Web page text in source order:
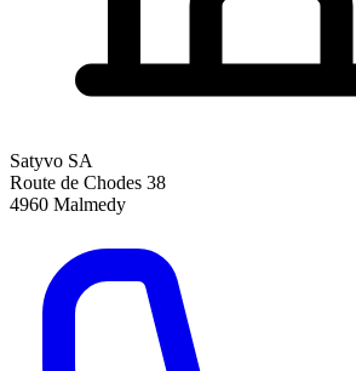
Satyvo SA
Route de Chodes 38
4960 Malmedy